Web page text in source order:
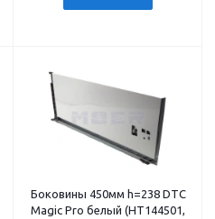
Боковины 450мм h=238 DTC
Magic Pro белый (НТ144501,